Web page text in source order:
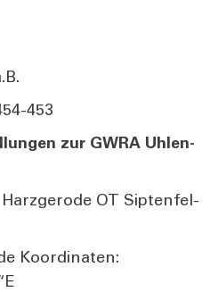
453
zur GWRA Uhlen­
Harz­ge­ro­de OT Sip­ten­fel­
Koor­di­na­ten: